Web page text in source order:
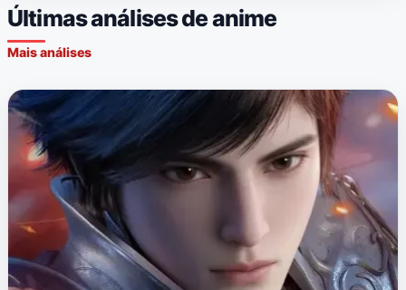
Últimas análises de anime
Mais análises